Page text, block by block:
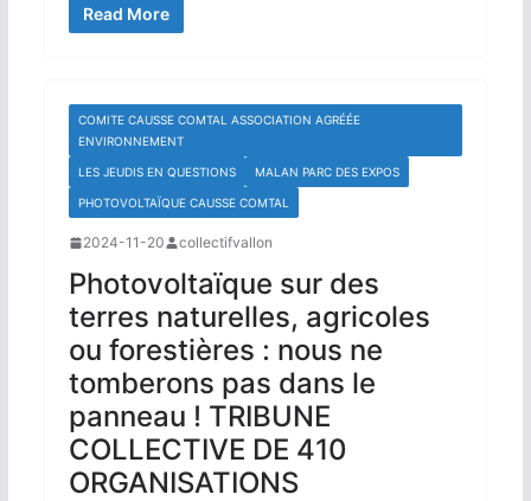
Read More
COMITE CAUSSE COMTAL ASSOCIATION AGRÉÉE
ENVIRONNEMENT
LES JEUDIS EN QUESTIONS MALAN PARC DES EXPOS
PHOTOVOLTAÏQUE CAUSSE COMTAL
2024-11-20 collectifvallon
Photovoltaïque sur des
terres naturelles, agricoles
ou forestières : nous ne
tomberons pas dans le
panneau ! TRIBUNE
COLLECTIVE DE 410
ORGANISATIONS